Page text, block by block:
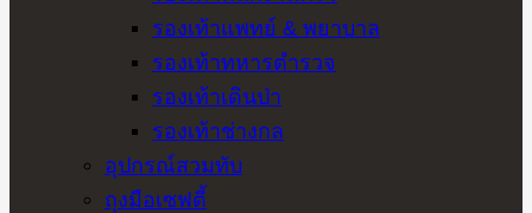
รองเท้าแพทย์ & พยาบาล
รองเท้าทหารตำรวจ
รองเท้าเดินป่า
รองเท้าช่างกล
อุปกรณ์สวมทับ
ถุงมือเซฟตี้